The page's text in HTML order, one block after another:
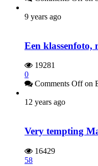
9 years ago
Een klassenfoto,
19281
0
Comments Offon
12 years ago
Very tempting
16429
58